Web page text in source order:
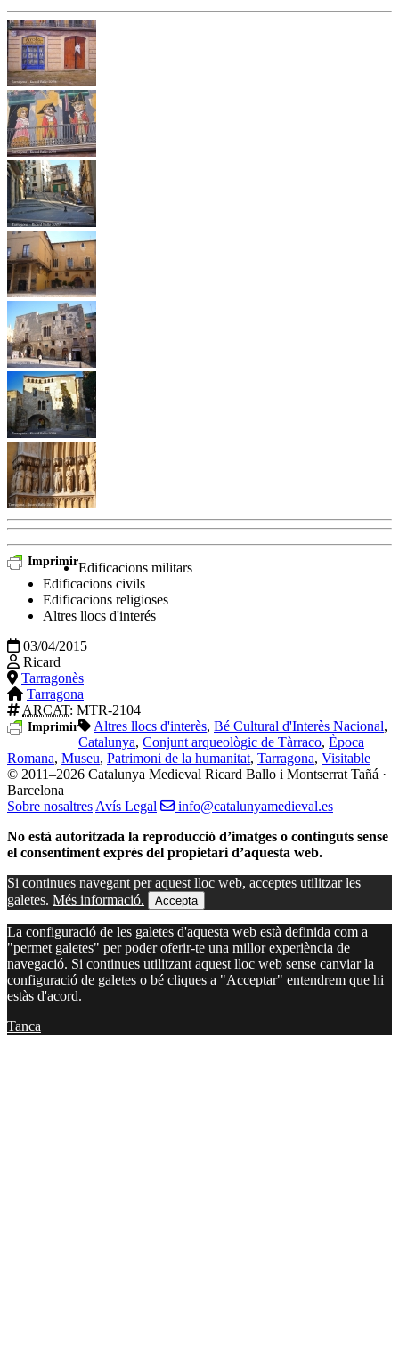
ImprimirEdificacions militars
Edificacions civils
Edificacions religioses
Altres llocs d'interés
03/04/2015
Ricard
Tarragonès
Tarragona
ARCAT: MTR-2104
Imprimir Altres llocs d'interès, Bé Cultural d'Interès Nacional,
Catalunya, Conjunt arqueològic de Tàrraco, Època
Romana, Museu, Patrimoni de la humanitat, Tarragona, Visitable
© 2011–2026 Catalunya Medieval Ricard Ballo i Montserrat Tañá ·
Barcelona
Sobre nosaltres Avís Legal
info@catalunyamedieval.es
No està autoritzada la reproducció d’imatges o continguts sense
el consentiment exprés del propietari d’aquesta web.
Si continues navegant per aquest lloc web, acceptes utilitzar les
galetes. Més informació. Accepta
La configuració de les galetes d'aquesta web està definida com a
"permet galetes" per poder oferir-te una millor experiència de
navegació. Si continues utilitzant aquest lloc web sense canviar la
configuració de galetes o bé cliques a "Acceptar" entendrem que hi
estàs d'acord.
Tanca